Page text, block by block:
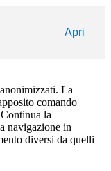
Apri
La
comando
la
navigazione in
diversi da quelli